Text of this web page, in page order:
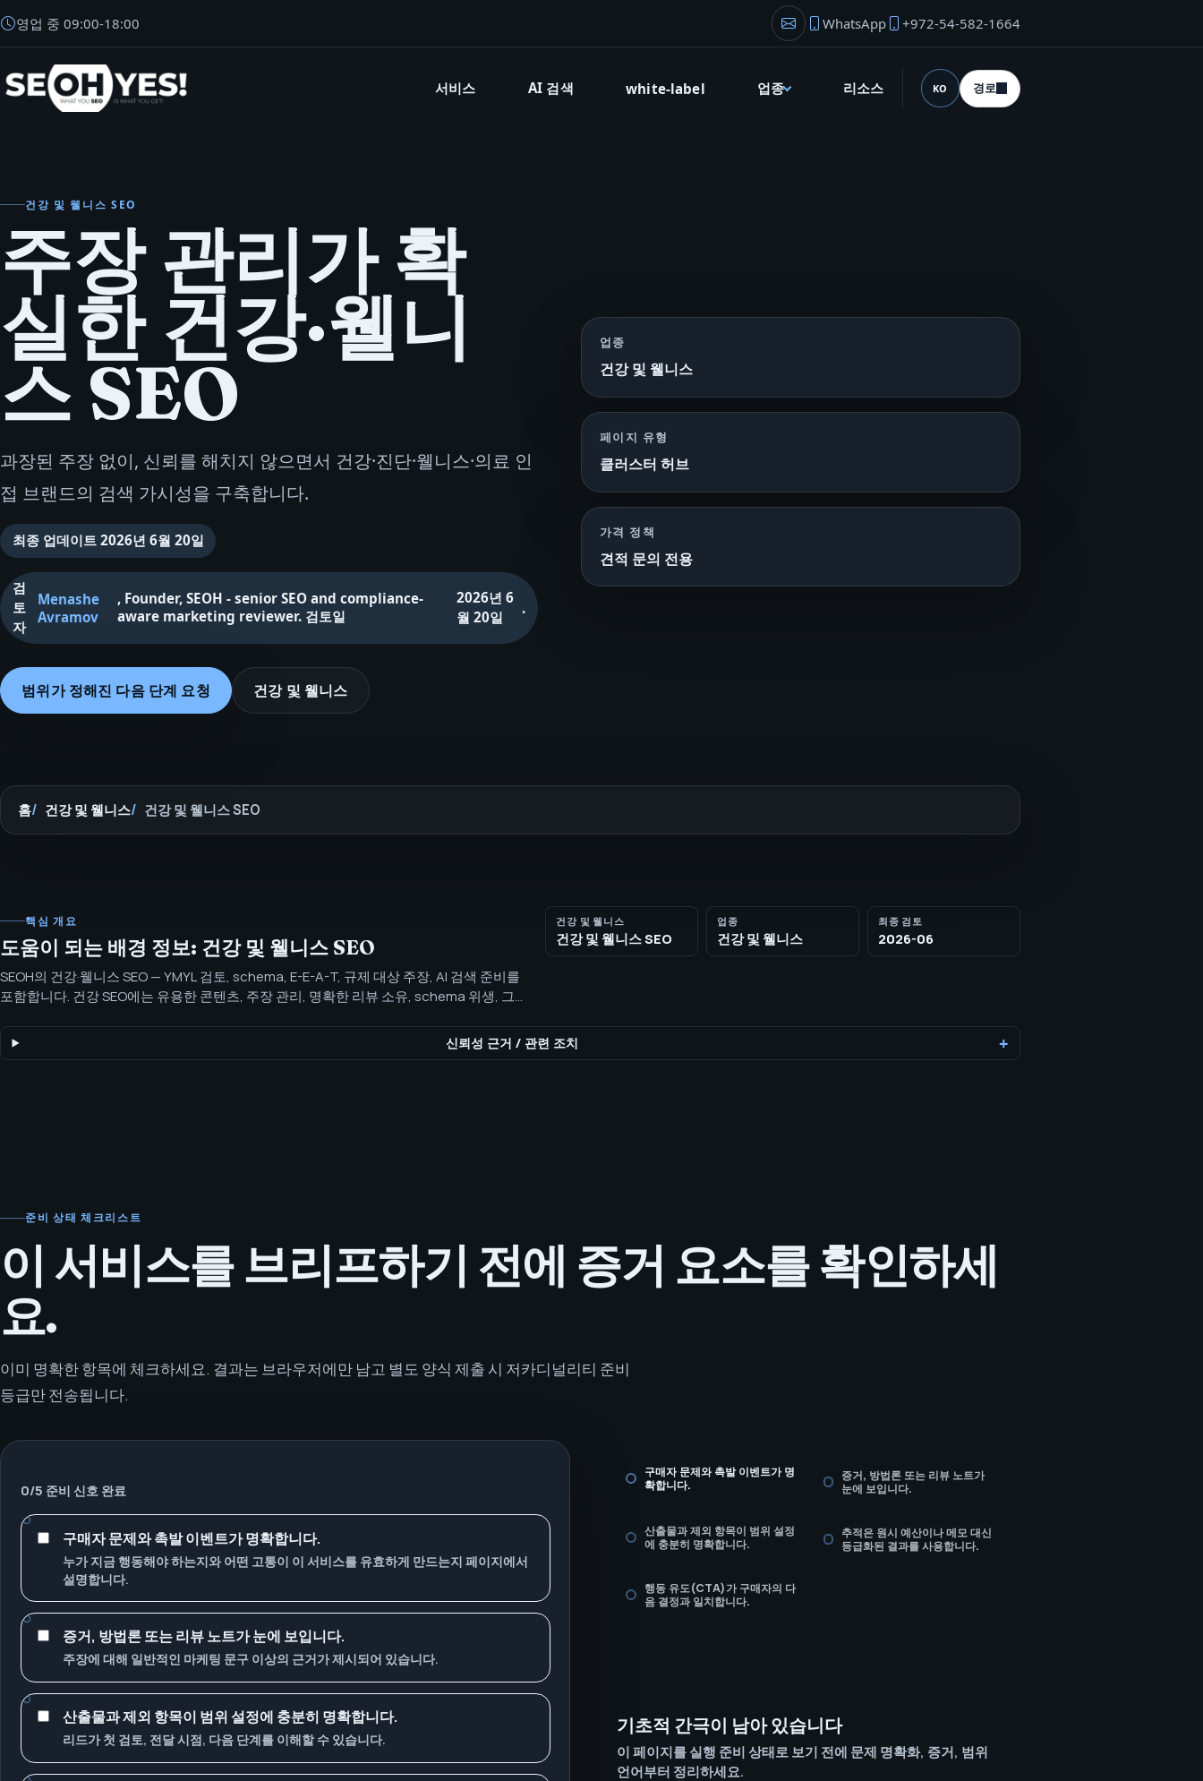
영업 중09:00-18:00 창업자 이메일
WhatsApp +972-54-582-1664
SEOH 서비스 AI 검색 white-label 업종 리소스 언어 (desktop)
KO 경로
건강 및 웰니스 SEO
주장 관리가 확
실한 건강·웰니
스 SEO
과장된 주장 없이, 신뢰를 해치지 않으면서 건강·진단·웰니스·의료 인
접 브랜드의 검색 가시성을 구축합니다.
최종 업데이트 2026년 6월 20일
검
토
자
Menashe
Avramov
, Founder, SEOH - senior SEO and compliance-
aware marketing reviewer. 검토일
2026년 6
월 20일
.
범위가 정해진 다음 단계 요청 건강 및 웰니스
업종
건강 및 웰니스
페이지 유형
클러스터 허브
가격 정책
견적 문의 전용
홈 건강 및 웰니스 건강 및 웰니스 SEO
핵심 개요
도움이 되는 배경 정보: 건강 및 웰니스 SEO
SEOH의 건강·웰니스 SEO — YMYL 검토, schema, E-E-A-T, 규제 대상 주장, AI 검색 준비를
포함합니다. 건강 SEO에는 유용한 콘텐츠, 주장 관리, 명확한 리뷰 소유, schema 위생, 그
건강 및 웰니스
건강 및 웰니스 SEO
업종
건강 및 웰니스
최종 검토
2026-06
신뢰성 근거 / 관련 조치
준비 상태 체크리스트
이 서비스를 브리프하기 전에 증거 요소를 확인하세
요.
이미 명확한 항목에 체크하세요. 결과는 브라우저에만 남고 별도 양식 제출 시 저카디널리티 준비
등급만 전송됩니다.
0/5 준비 신호 완료
구매자 문제와 촉발 이벤트가 명확합니다.
누가 지금 행동해야 하는지와 어떤 고통이 이 서비스를 유효하게 만드는지 페이지에서
설명합니다.
증거, 방법론 또는 리뷰 노트가 눈에 보입니다.
주장에 대해 일반적인 마케팅 문구 이상의 근거가 제시되어 있습니다.
산출물과 제외 항목이 범위 설정에 충분히 명확합니다.
리드가 첫 검토, 전달 시점, 다음 단계를 이해할 수 있습니다.
구매자 문제와 촉발 이벤트가 명
확합니다.
증거, 방법론 또는 리뷰 노트가
눈에 보입니다.
산출물과 제외 항목이 범위 설정
에 충분히 명확합니다.
추적은 원시 예산이나 메모 대신
등급화된 결과를 사용합니다.
행동 유도(CTA)가 구매자의 다
음 결정과 일치합니다.
기초적 간극이 남아 있습니다
이 페이지를 실행 준비 상태로 보기 전에 문제 명확화, 증거, 범위
언어부터 정리하세요.